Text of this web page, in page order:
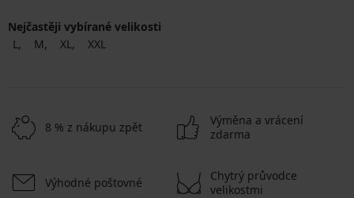
Nejčastěji vybírané velikosti
L
M XL XXL
8 % z nákupu zpět
Výměna a vrácení
zdarma
Výhodné poštovné
Chytrý průvodce
velikostmi